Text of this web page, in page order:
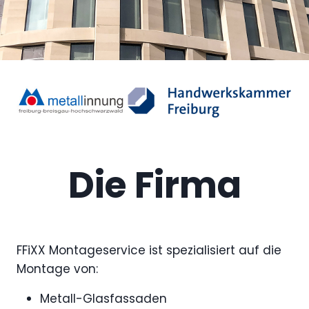
Die Firma
FFiXX Montageservice ist spezialisiert auf die
Montage von:
Metall-Glasfassaden